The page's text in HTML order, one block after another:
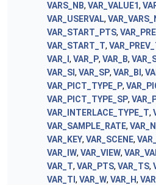
VARS_NB, VAR_VALUE1,
VAR_USERVAL,
VAR_START_PTS,
VAR_START_T,
VAR_I , VAR_P, VAR_B,
VAR_SI , VAR_SP, VAR_BI ,
VAR_PICT_TYPE_P,
VAR_PICT_TYPE_SP,
VAR_INTERLACE_TYPE_T,
VAR_SAMPLE_RATE, VAR_N
VAR_KEY, VAR_SCENE,
VAR_IW, VAR_VIEW,
VAR_T, VAR_PTS, VAR_TS,
VAR_TI , VAR_W, VAR_H,